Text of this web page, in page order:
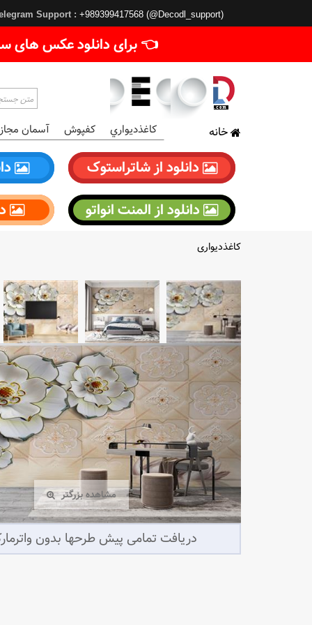
Support : +989399417568 (@Decodl_support)
👈 برای دانلود عکس های
خانه کاغذديواري کفپوش آسمان
دانلود از شاتراستوک
دانلود از المنت انواتو
کاغذدیواری
مشاهده بزرگتر